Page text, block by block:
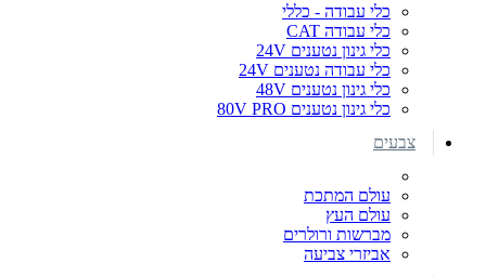
כלי עבודה - כללי
כלי עבודה CAT
כלי גינון נטענים 24V
כלי עבודה נטענים 24V
כלי גינון נטענים 48V
כלי גינון נטענים 80V PRO
צבעים
עולם המתכת
עולם העץ
מברשות ורולרים
אביזרי צביעה